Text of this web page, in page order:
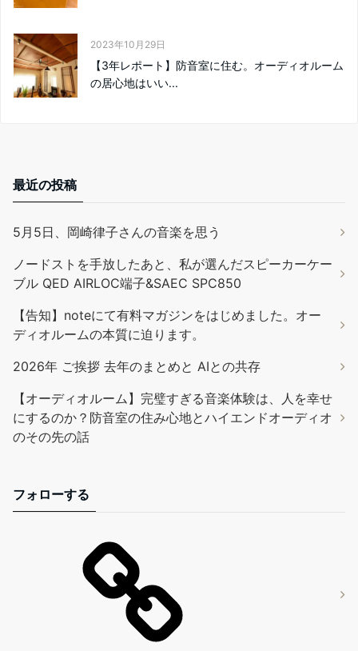
2023年10月29日
【3年レポート】防音室に住む。オーディオルーム
の居心地はいい...
最近の投稿
5月5日、岡崎律子さんの音楽を思う
ノードストを手放したあと、私が選んだスピーカーケー
ブル QED AIRLOC端子&SAEC SPC850
【告知】noteにて有料マガジンをはじめました。オー
ディオルームの本質に迫ります。
2026年 ご挨拶 去年のまとめと AIとの共存
【オーディオルーム】完璧すぎる音楽体験は、人を幸せ
にするのか？防音室の住み心地とハイエンドオーディオ
のその先の話
フォローする